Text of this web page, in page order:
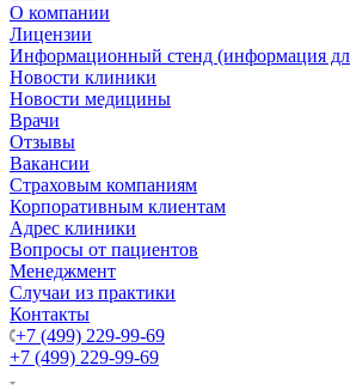
О компании
Лицензии
Информационный стенд (информация
Новости клиники
Новости медицины
Врачи
Отзывы
Вакансии
Страховым компаниям
Корпоративным клиентам
Адрес клиники
Вопросы от пациентов
Менеджмент
Случаи из практики
Контакты
+7 (499) 229-99-69
+7 (499) 229-99-69